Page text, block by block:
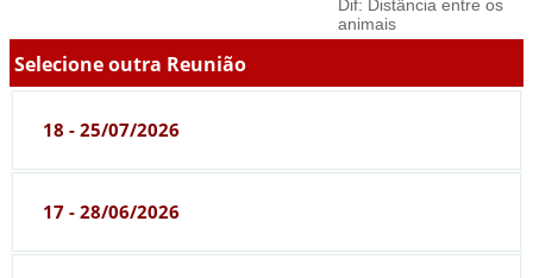
Dif: Distância entre os
animais
Selecione outra Reunião
18 - 25/07/2026
17 - 28/06/2026